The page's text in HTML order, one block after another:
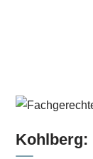
Kohlberg: